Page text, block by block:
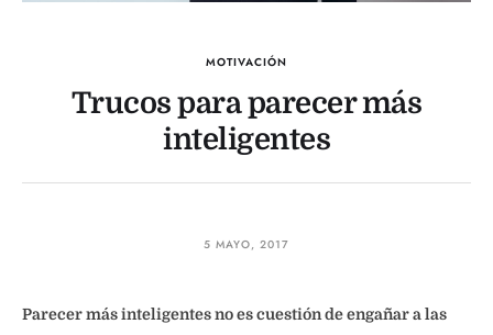
MOTIVACIÓN
Trucos para parecer más
inteligentes
5 MAYO, 2017
Parecer más inteligentes no es cuestión de engañar a las